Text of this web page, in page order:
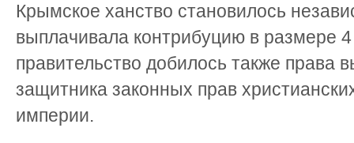
Крымское ханство становилось
выплачивала контрибуцию в размере
правительство добилось также права
защитника законных прав
империи.